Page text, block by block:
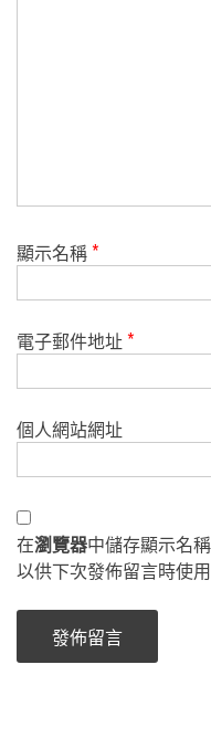
顯示名稱*
電子郵件地址*
個人網站網址
在瀏覽器中儲存顯示名
以供下次發佈留言時使用